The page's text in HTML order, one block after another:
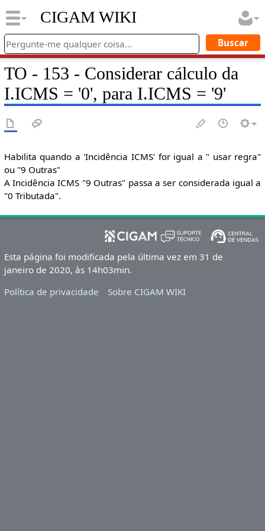
CIGAM WIKI
TO - 153 - Considerar cálculo da
I.ICMS = '0', para I.ICMS = '9'
Habilita quando a 'Incidência ICMS' for igual a " usar regra"
ou "9 Outras"
A Incidência ICMS "9 Outras" passa a ser considerada igual a
"0 Tributada".
Esta página foi modificada pela última vez em 31 de
janeiro de 2020, às 14h03min.
Política de privacidade
Sobre CIGAM WIKI